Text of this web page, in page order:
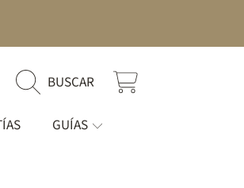
BUSCAR CARRITO
GUÍAS